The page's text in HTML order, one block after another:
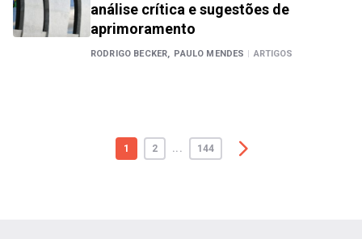
análise crítica e sugestões de
aprimoramento
RODRIGO BECKER, PAULO MENDES | ARTIGOS
1 2 ... 144